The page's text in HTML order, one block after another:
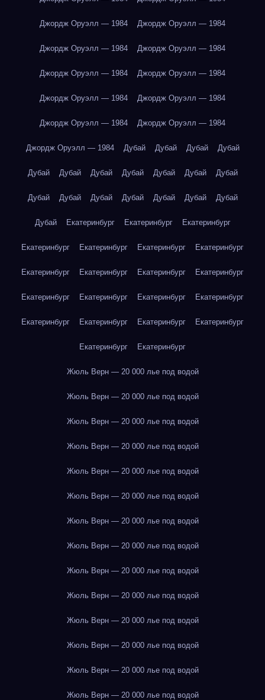
Джордж Оруэлл — 1984 Джордж Оруэлл — 1984
Джордж Оруэлл — 1984 Джордж Оруэлл — 1984
Джордж Оруэлл — 1984 Джордж Оруэлл — 1984
Джордж Оруэлл — 1984 Джордж Оруэлл — 1984
Джордж Оруэлл — 1984 Джордж Оруэлл — 1984
Джордж Оруэлл — 1984 Дубай Дубай Дубай Дубай
Дубай Дубай Дубай Дубай Дубай Дубай Дубай
Дубай Дубай Дубай Дубай Дубай Дубай Дубай
Дубай Екатеринбург Екатеринбург Екатеринбург
Екатеринбург Екатеринбург Екатеринбург Екатеринбург
Екатеринбург Екатеринбург Екатеринбург Екатеринбург
Екатеринбург Екатеринбург Екатеринбург Екатеринбург
Екатеринбург Екатеринбург Екатеринбург Екатеринбург
Екатеринбург Екатеринбург
Жюль Верн — 20 000 лье под водой
Жюль Верн — 20 000 лье под водой
Жюль Верн — 20 000 лье под водой
Жюль Верн — 20 000 лье под водой
Жюль Верн — 20 000 лье под водой
Жюль Верн — 20 000 лье под водой
Жюль Верн — 20 000 лье под водой
Жюль Верн — 20 000 лье под водой
Жюль Верн — 20 000 лье под водой
Жюль Верн — 20 000 лье под водой
Жюль Верн — 20 000 лье под водой
Жюль Верн — 20 000 лье под водой
Жюль Верн — 20 000 лье под водой
Жюль Верн — 20 000 лье под водой